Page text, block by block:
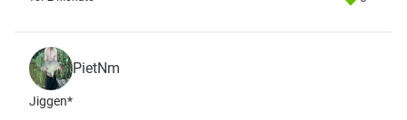
PietNm
Jiggen*